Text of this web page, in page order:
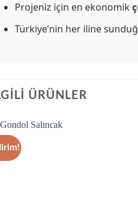
Projeniz için en ekonomik
Türkiye’nin her iline
ÜRÜNLER